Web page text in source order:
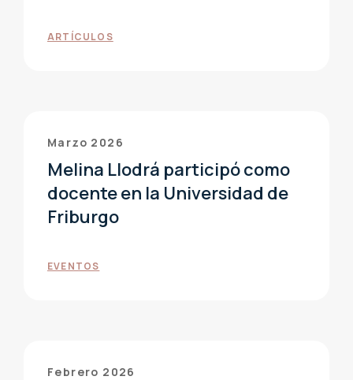
ARTÍCULOS
Marzo 2026
Melina Llodrá participó como
docente en la Universidad de
Friburgo
EVENTOS
Febrero 2026